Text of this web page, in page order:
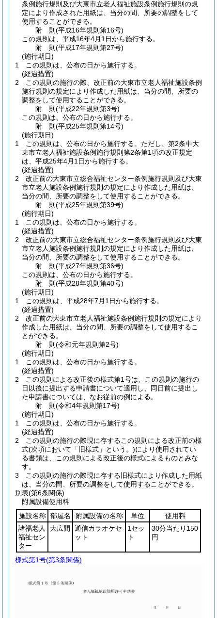
条例施行規則及び大東市立老人福祉施設条例施行規則の規
定により作成された用紙は、当分の間、所要の調整をして
使用することができる。
附 則(平成16年規則第16号)
この規則は、平成16年4月1日から施行する。
附 則(平成17年規則第27号)
(施行期日)
1
この規則は、公布の日から施行する。
(経過措置)
2
この規則の施行の際、改正前の大東市立老人福祉施設条例
施行規則の規定により作成した用紙は、当分の間、所要の
調整をして使用することができる。
附 則(平成22年規則第3号)
この規則は、公布の日から施行する。
附 則(平成25年規則第14号)
(施行期日)
1
この規則は、公布の日から施行する。 ただし、第2条中大
東市立老人福祉施設条例施行規則第2条第1項の改正規定
は、平成25年4月1日から施行する。
(経過措置)
2
改正前の大東市立総合福祉センター条例施行規則及び大東
市立老人施設条例施行規則の規定により作成した用紙は、
当分の間、所要の調整をして使用することができる。
附 則(平成25年規則第39号)
(施行期日)
1
この規則は、公布の日から施行する。
(経過措置)
2
改正前の大東市立総合福祉センター条例施行規則及び大東
市立老人施設条例施行規則の規定により作成した用紙は、
当分の間、所要の調整をして使用することができる。
附 則(平成27年規則第36号)
この規則は、公布の日から施行する。
附 則(平成28年規則第40号)
(施行期日)
1
この規則は、平成28年7月1日から施行する。
(経過措置)
2
改正前の大東市立老人福祉施設条例施行規則の規定により
作成した用紙は、当分の間、所要の調整をして使用するこ
とができる。
附 則(令和元年規則第2号)
(施行期日)
1
この規則は、公布の日から施行する。
(経過措置)
2
この規則による改正後の様式第1号は、この規則の施行の
日以後に提出する申請書について適用し、同日前に提出し
た申請書については、なお従前の例による。
附 則(令和4年規則第17号)
(施行期日)
1
この規則は、公布の日から施行する。
(経過措置)
2
この規則の施行の際現に存するこの規則による改正前の様
式(次項において「旧様式」という。)により使用されてい
る書類は、この規則による改正後の様式によるものとみな
す。
3
この規則の施行の際現に存する旧様式により作成した用紙
は、当分の間、所要の調整をして使用することができる。
別表(第6条関係)
附属設備使用料
施設名称 部屋名 附属設備の名称 単位
使用料
諸福老人
福祉セン
ター
大広間
通信カラオケセ
ット
1セッ
ト
30分当たり150
円
様式第1号(第3条関係)